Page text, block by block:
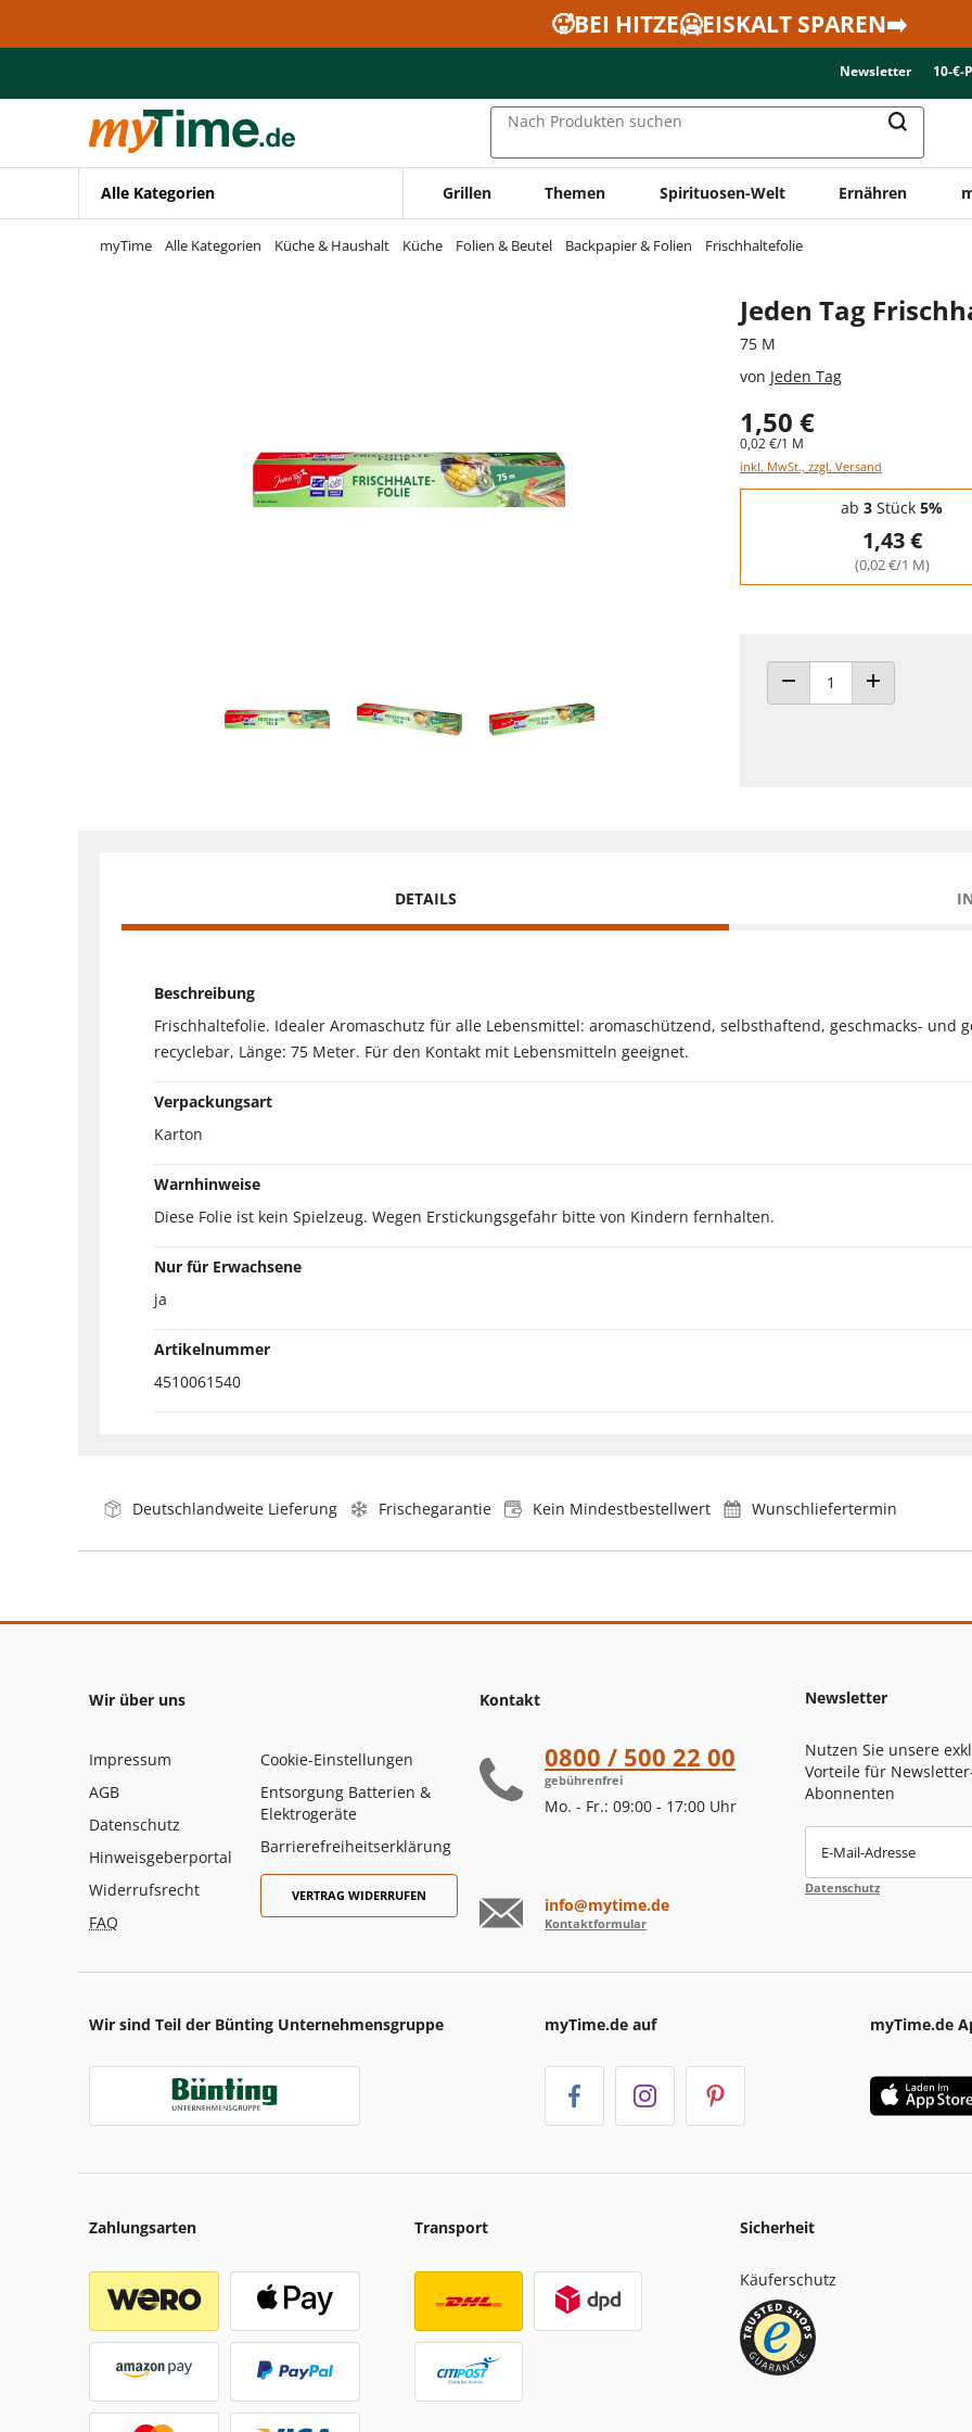
Zur Navigation springen
🥵BEI HITZE🥶EISKALT SPAREN➡️
Newsletter 10-€-
Nach Produkten suchen
Alle Kategorien Grillen Themen Spirituosen-Welt Ernähren
myTime Alle Kategorien Küche & Haushalt Küche Folien & Beutel Backpapier & Folien Frischhaltefolie
Jeden Tag
75 M
von Jeden Tag
1,50 €
0,02 €/1 M
inkl. MwSt., zzgl. Versand
Staffelpreise - Mengenrabatt
ab 3 Stück 5%
1,43 €
(0,02 €/1 M)
ANZAHL VERRINGERNANZAHL ERHÖHEN
DETAILS
Beschreibung
Frischhaltefolie. Idealer Aromaschutz für alle Lebensmittel: aromaschützend, selbsthaftend, geschmacks- und
recyclebar, Länge: 75 Meter. Für den Kontakt mit Lebensmitteln geeignet.
Verpackungsart
Karton
Warnhinweise
Diese Folie ist kein Spielzeug. Wegen Erstickungsgefahr bitte von Kindern fernhalten.
Nur für Erwachsene
ja
Artikelnummer
4510061540
Deutschlandweite Lieferung Frischegarantie Kein Mindestbestellwert Wunschliefertermin
Wir über uns
Impressum
AGB
Datenschutz
Hinweisgeberportal
Widerrufsrecht
FAQ
Cookie-Einstellungen
Entsorgung Batterien &
Elektrogeräte
Barrierefreiheitserklärung
VERTRAG WIDERRUFEN
Kontakt
0800 / 500 22 00
gebührenfrei
Mo. - Fr.: 09:00 - 17:00 Uhr
info@mytime.de
Kontaktformular
Newsletter
Nutzen Sie unsere
Vorteile für
Abonnenten
E-Mail-Adresse
Datenschutz
Wir sind Teil der Bünting Unternehmensgruppe myTime.de auf myTime.de
Zahlungsarten Transport Sicherheit
Käuferschutz